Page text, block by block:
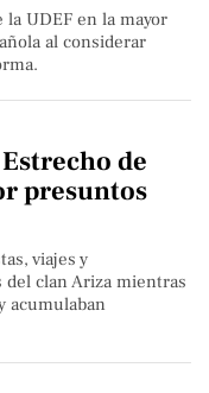
UDEF en la mayor
al considerar
de
presuntos
viajes y
clan Ariza mientras
acumulaban